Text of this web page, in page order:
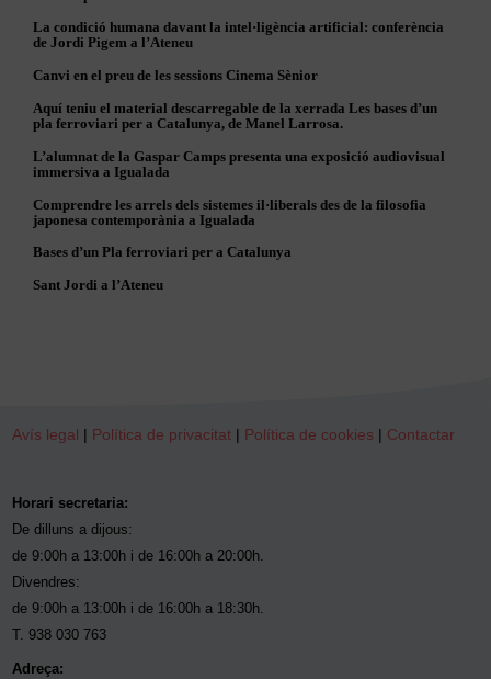
La condició humana davant la intel·ligència artificial: conferència
de Jordi Pigem a l’Ateneu
Canvi en el preu de les sessions Cinema Sènior
Aquí teniu el material descarregable de la xerrada Les bases d’un
pla ferroviari per a Catalunya, de Manel Larrosa.
L’alumnat de la Gaspar Camps presenta una exposició audiovisual
immersiva a Igualada
Comprendre les arrels dels sistemes il·liberals des de la filosofia
japonesa contemporània a Igualada
Bases d’un Pla ferroviari per a Catalunya
Sant Jordi a l’Ateneu
Avís legal | Política de privacitat | Política de cookies | Contactar
Horari secretaria:
De dilluns a dijous:
de 9:00h a 13:00h i de 16:00h a 20:00h.
Divendres:
de 9:00h a 13:00h i de 16:00h a 18:30h.
T. 938 030 763
Adreça: